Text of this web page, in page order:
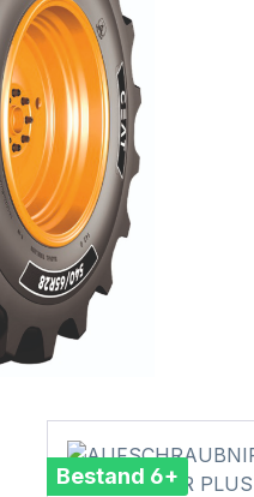
Bestand 6+